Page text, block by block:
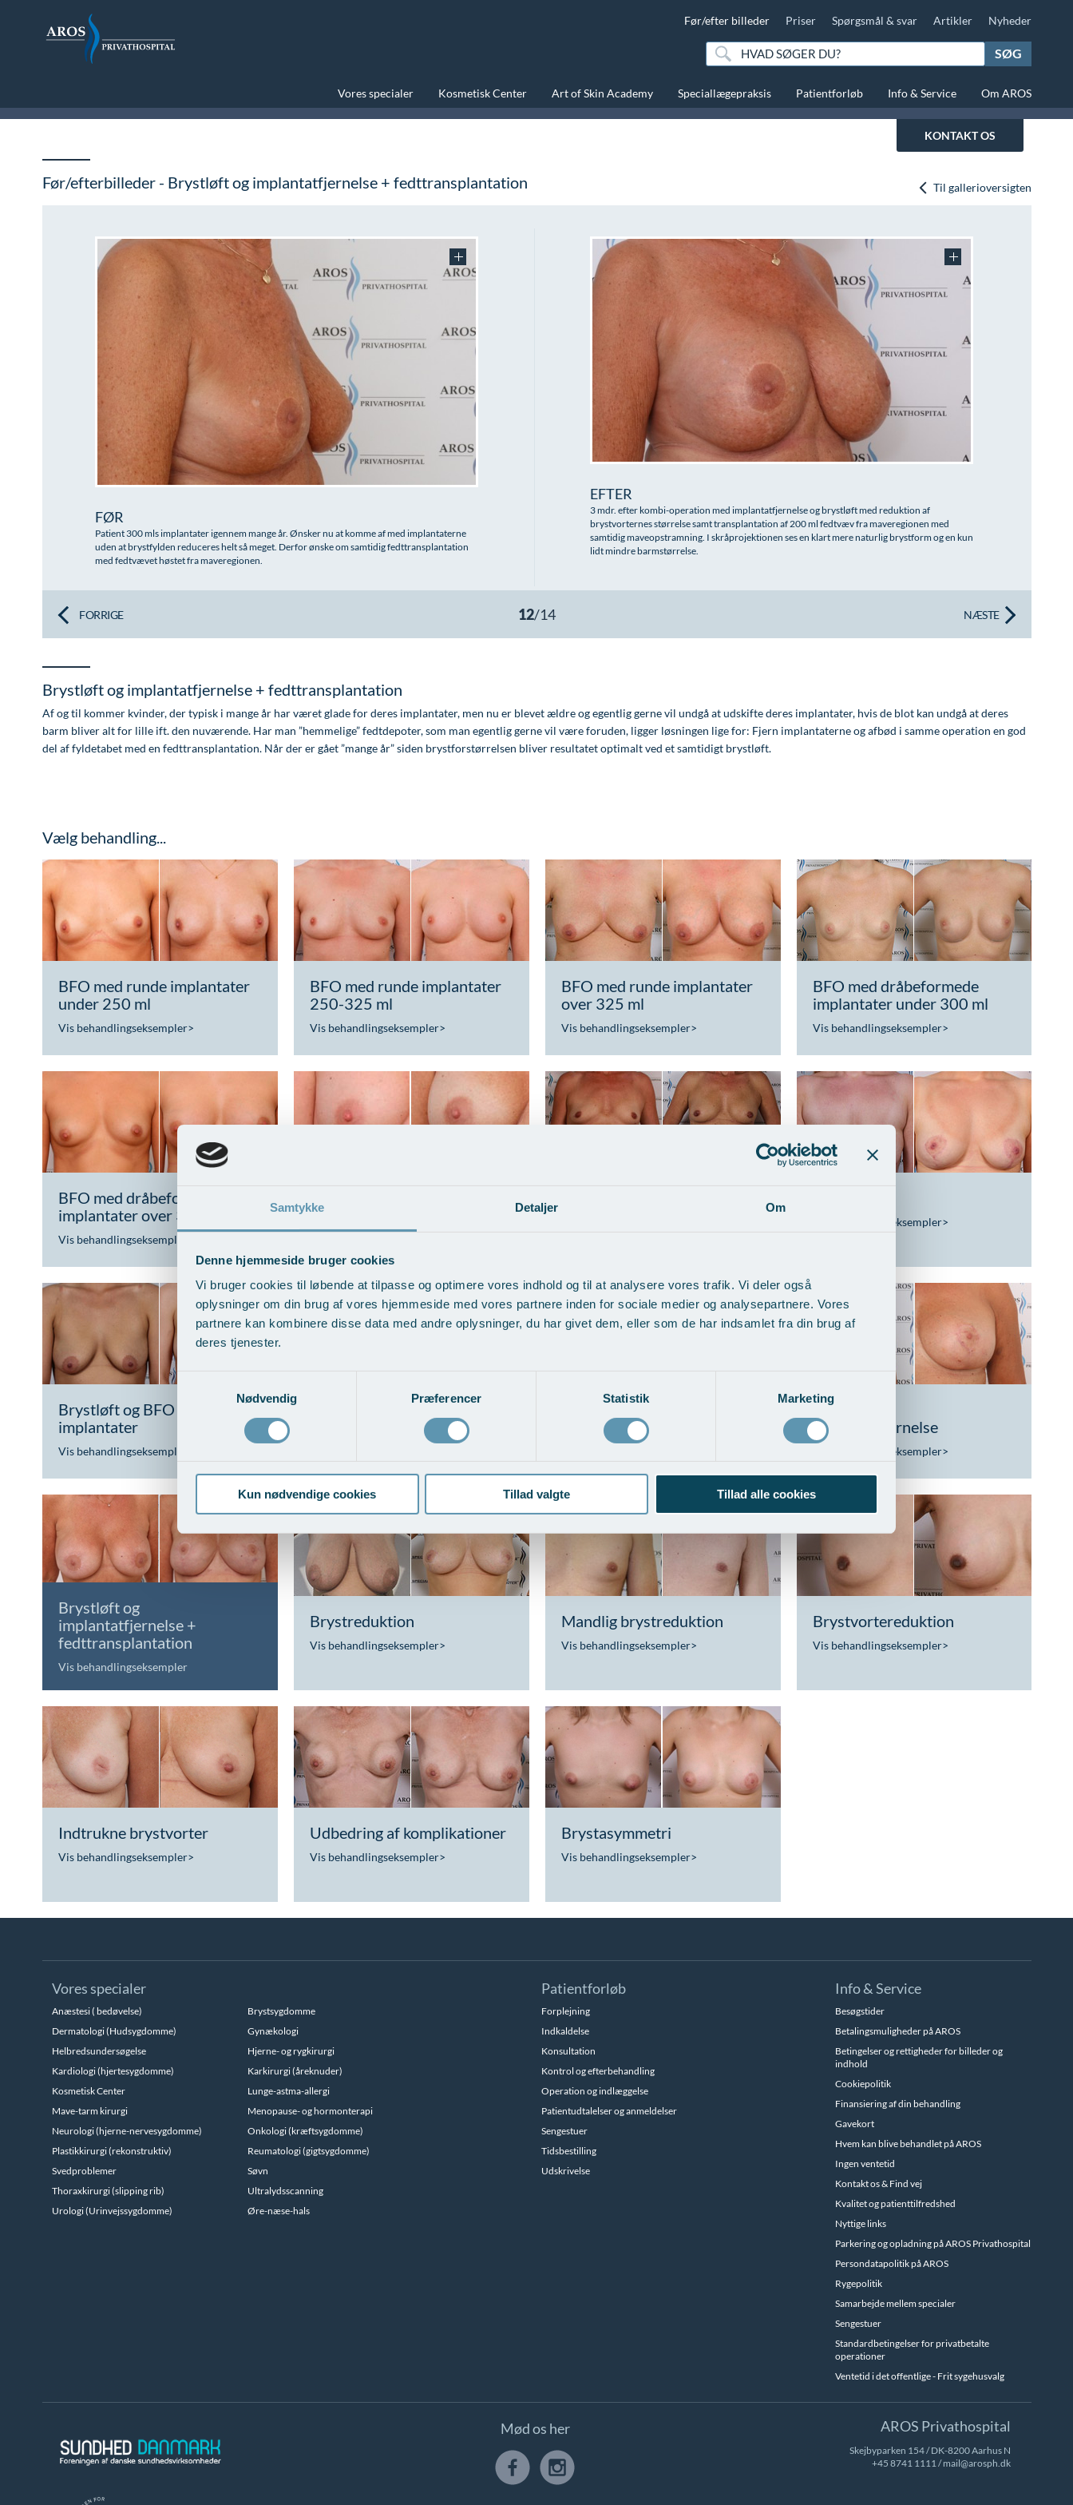
Samtykke Detaljer Om
Denne hjemmeside bruger cookies
Vi bruger cookies til løbende at tilpasse og optimere vores indhold og til at analysere vores trafik. Vi deler også
oplysninger om din brug af vores hjemmeside med vores partnere inden for sociale medier og analysepartnere. Vores
partnere kan kombinere disse data med andre oplysninger, du har givet dem, eller som de har indsamlet fra din brug af
deres tjenester.
Nødvendig
Præferencer Statistik Marketing
Kun nødvendige cookies Tillad valgte Tillad alle cookies
Før/efter billeder Priser Spørgsmål & svar Artikler Nyheder
SØG
Vores specialer Kosmetisk Center Art of Skin Academy Speciallægepraksis Patientforløb Info & Service Om AROS
KONTAKT OS
Før/efterbilleder - Brystløft og implantatfjernelse + fedttransplantation Til gallerioversigten
FØR
Patient 300 mls implantater igennem mange år. Ønsker nu at komme af med implantaterne
uden at brystfylden reduceres helt så meget. Derfor ønske om samtidig fedttransplantation
med fedtvævet høstet fra maveregionen.
EFTER
3 mdr. efter kombi-operation med implantatfjernelse og brystløft med reduktion af
brystvorternes størrelse samt transplantation af 200 ml fedtvæv fra maveregionen med
samtidig maveopstramning. I skråprojektionen ses en klart mere naturlig brystform og en kun
lidt mindre barmstørrelse.
FORRIGE NÆSTE
Brystløft og implantatfjernelse + fedttransplantation
Af og til kommer kvinder, der typisk i mange år har været glade for deres implantater, men nu er blevet ældre og egentlig gerne vil undgå at udskifte deres implantater, hvis de blot kan undgå at deres
barm bliver alt for lille ift. den nuværende. Har man ”hemmelige” fedtdepoter, som man egentlig gerne vil være foruden, ligger løsningen lige for: Fjern implantaterne og afbød i samme operation en god
del af fyldetabet med en fedttransplantation. Når der er gået ”mange år” siden brystforstørrelsen bliver resultatet optimalt ved et samtidigt brystløft.
Vælg behandling...
BFO med runde implantater
under 250 ml
Vis behandlingseksempler>
BFO med runde implantater
250-325 ml
Vis behandlingseksempler>
BFO med runde implantater
over 325 ml
Vis behandlingseksempler>
BFO med dråbeformede
implantater under 300 ml
Vis behandlingseksempler>
BFO med dråbeformede
implantater over 300 ml
Vis behandlingseksempler
implantater
Vis behandlingseksempler>
Brystløft og BFO med
implantater
Vis behandlingseksempler
Brystløft og BFO med
fedttransplantation
Brystløft med udskiftning af
brystimplantater
Brystløft og
implantatfjernelse
Vis behandlingseksempler>
Brystløft og
implantatfjernelse +
fedttransplantation
Vis behandlingseksempler
Brystreduktion
Vis behandlingseksempler>
Mandlig brystreduktion
Vis behandlingseksempler>
Brystvortereduktion
Vis behandlingseksempler>
Indtrukne brystvorter
Vis behandlingseksempler>
Udbedring af komplikationer
Vis behandlingseksempler>
Brystasymmetri
Vis behandlingseksempler>
Vores specialer
Anæstesi ( bedøvelse)
Brystsygdomme
Dermatologi (Hudsygdomme)
Gynækologi
Helbredsundersøgelse
Hjerne- og rygkirurgi
Kardiologi (hjertesygdomme)
Karkirurgi (åreknuder)
Kosmetisk Center
Lunge-astma-allergi
Mave-tarm kirurgi
Menopause- og hormonterapi
Neurologi (hjerne-nervesygdomme)
Onkologi (kræftsygdomme)
Plastikkirurgi (rekonstruktiv)
Reumatologi (gigtsygdomme)
Svedproblemer
Søvn
Thoraxkirurgi (slipping rib)
Ultralydsscanning
Urologi (Urinvejssygdomme)
Øre-næse-hals
Patientforløb
Forplejning
Indkaldelse
Konsultation
Kontrol og efterbehandling
Operation og indlæggelse
Patientudtalelser og anmeldelser
Sengestuer
Tidsbestilling
Udskrivelse
Info & Service
Besøgstider
Betalingsmuligheder på AROS
Betingelser og rettigheder for billeder og
indhold
Cookiepolitik
Finansiering af din behandling
Gavekort
Hvem kan blive behandlet på AROS
Ingen ventetid
Kontakt os & Find vej
Kvalitet og patienttilfredshed
Nyttige links
Parkering og opladning på AROS Privathospital
Persondatapolitik på AROS
Rygepolitik
Samarbejde mellem specialer
Sengestuer
Standardbetingelser for privatbetalte
operationer
Ventetid i det offentlige - Frit sygehusvalg
Mød os her AROS Privathospital
Skejbyparken 154 / DK-8200 Aarhus N
+45 8741 1111/mail@arosph.dk